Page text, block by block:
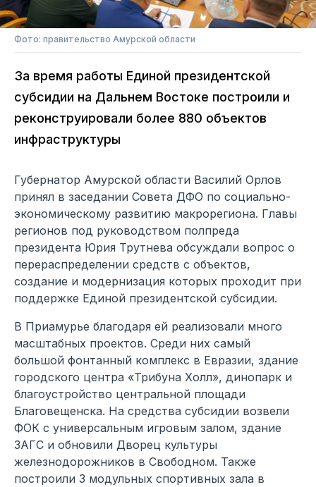
Фото: правительство Амурской области
За время работы Единой президентской
субсидии на Дальнем Востоке построили и
реконструировали более 880 объектов
инфраструктуры
Губернатор Амурской области Василий Орлов
принял в заседании Совета ДФО по социально-
экономическому развитию макрорегиона. Главы
регионов под руководством полпреда
президента Юрия Трутнева обсуждали вопрос о
перераспределении средств с объектов,
создание и модернизация которых проходит при
поддержке Единой президентской субсидии.
В Приамурье благодаря ей реализовали много
масштабных проектов. Среди них самый
большой фонтанный комплекс в Евразии, здание
городского центра «Трибуна Холл», динопарк и
благоустройство центральной площади
Благовещенска. На средства субсидии возвели
ФОК с универсальным игровым залом, здание
ЗАГС и обновили Дворец культуры
железнодорожников в Свободном. Также
построили 3 модульных спортивных зала в